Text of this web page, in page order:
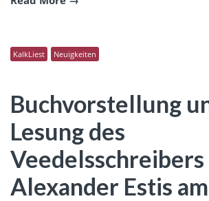
KalkLiest Neuigkeiten
Buchvorstellung
Lesung des
Veedelsschreibers
Alexander Estis am